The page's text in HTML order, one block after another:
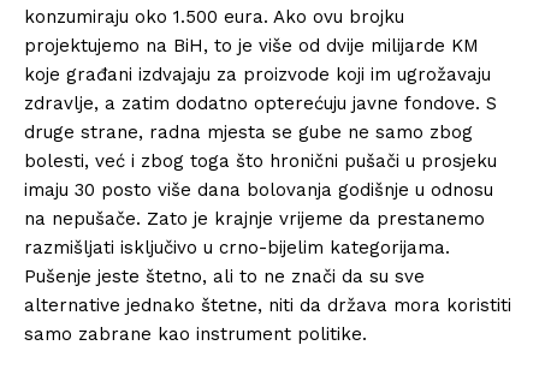
konzumiraju oko 1.500 eura. Ako ovu brojku
projektujemo na BiH, to je više od dvije milijarde KM
koje građani izdvajaju za proizvode koji im ugrožavaju
zdravlje, a zatim dodatno opterećuju javne fondove. S
druge strane, radna mjesta se gube ne samo zbog
bolesti, već i zbog toga što hronični pušači u prosjeku
imaju 30 posto više dana bolovanja godišnje u odnosu
na nepušače. Zato je krajnje vrijeme da prestanemo
razmišljati isključivo u crno-bijelim kategorijama.
Pušenje jeste štetno, ali to ne znači da su sve
alternative jednako štetne, niti da država mora koristiti
samo zabrane kao instrument politike.